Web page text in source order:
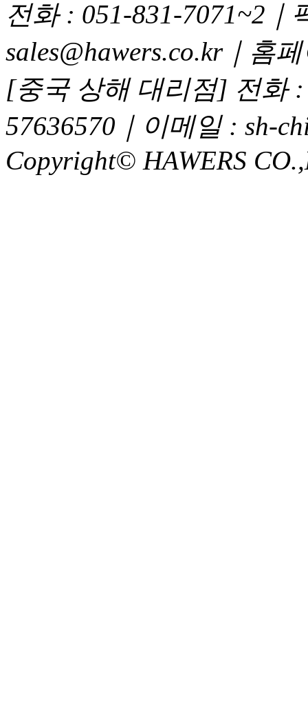
전화 : 051-831-7071~2
sales@hawers.co.kr｜홈
[중국 상해 대리점] 전화 :
57636570｜이메일 : sh-
Copyright© HAWERS